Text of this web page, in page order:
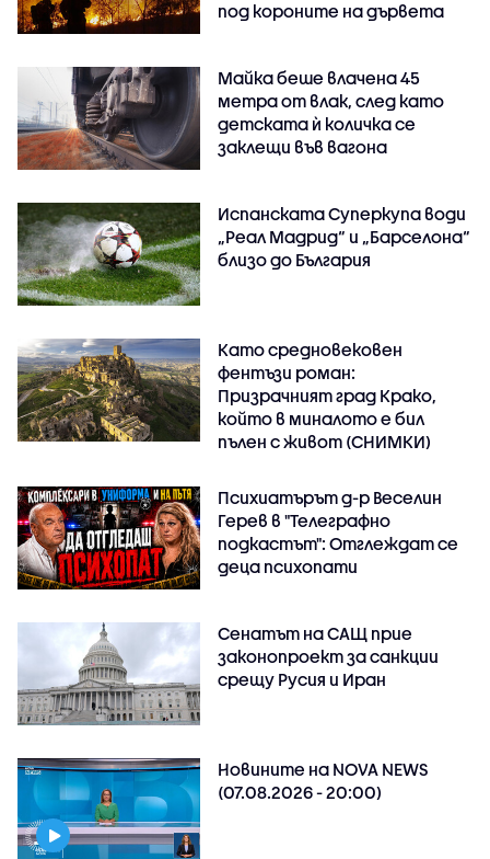
под короните на дървета
Майка беше влачена 45
метра от влак, след като
детската ѝ количка се
заклещи във вагона
Испанската Суперкупа води
„Реал Мадрид“ и „Барселона“
близо до България
Като средновековен
фентъзи роман:
Призрачният град Крако,
който в миналото е бил
пълен с живот (СНИМКИ)
Психиатърът д-р Веселин
Герев в "Телеграфно
подкастът": Отглеждат се
деца психопати
Сенатът на САЩ прие
законопроект за санкции
срещу Русия и Иран
Новините на NOVA NEWS
(07.08.2026 - 20:00)